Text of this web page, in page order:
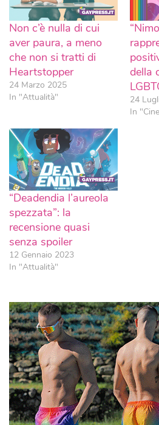
Non c’è nulla di cui
aver paura, a meno
che non si tratti di
Heartstopper
24 Marzo 2025
In "Attualità"
della
24
In
“Deadendia l’aureola
spezzata”: la
recensione quasi
senza spoiler
12 Gennaio 2023
In "Attualità"